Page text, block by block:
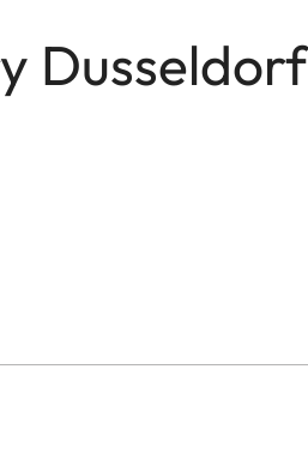
Dusseldorf